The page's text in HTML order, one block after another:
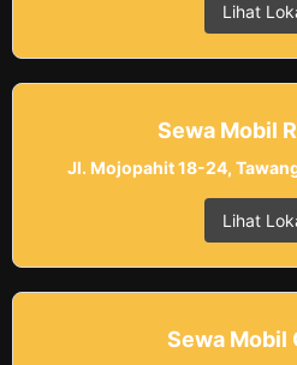
Lihat
Sewa Mobil
Jl. Mojopahit 18-24,
Lihat
Sewa Mobil